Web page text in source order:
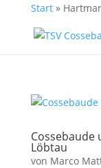
Start»
Cossebaude
Löbtau
von Marco